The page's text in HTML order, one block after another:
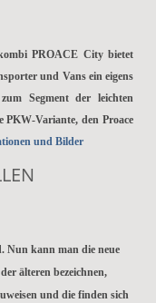
PROACE City bietet
und Vans ein eigens
Segment der leichten
PKW-Variante, den Proace
und Bilder
Nun kann man die neue
älteren bezeichnen,
und die finden sich